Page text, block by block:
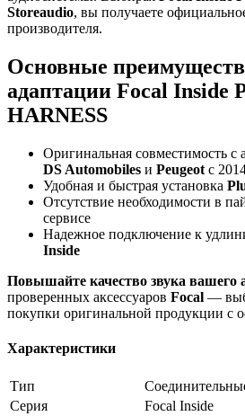
Storeaudio, вы получаете
производителя.
Основные
адаптации Focal Inside
HARNESS
Оригинальная совместимость с
DS Automobiles и Peugeot с
Удобная и быстрая установка
Отсутствие необходимости в
сервисе
Надежное подключение к
Inside
Повышайте качество звука вашего
проверенных аксессуаров Focal —
покупки оригинальной продукции с
Характеристики
Тип
Серия
Focal Inside